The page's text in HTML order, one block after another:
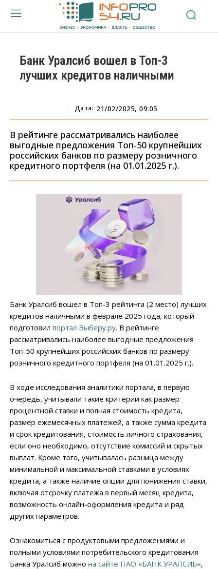
Банк Уралсиб вошел в Топ-3
лучших кредитов наличными
Дата: 21/02/2025, 09:05
В рейтинге рассматривались наиболее
выгодные предложения Топ-50 крупнейших
российских банков по размеру розничного
кредитного портфеля (на 01.01.2025 г.).
Банк Уралсиб вошел в Топ-3 рейтинга (2 место) лучших
кредитов наличными в феврале 2025 года, который
подготовил портал Выберу.ру. В рейтинге
рассматривались наиболее выгодные предложения
Топ-50 крупнейших российских банков по размеру
розничного кредитного портфеля (на 01.01.2025 г.).
В ходе исследования аналитики портала, в первую
очередь, учитывали такие критерии как размер
процентной ставки и полная стоимость кредита,
размер ежемесячных платежей, а также сумма кредита
и срок кредитования, стоимость личного страхования,
если оно необходимо, отсутствие комиссий и скрытых
выплат. Кроме того, учитывалась разница между
минимальной и максимальной ставками в условиях
кредита, а также наличие опции для понижения ставки,
включая отсрочку платежа в первый месяц кредита,
возможность онлайн-оформления кредита и ряд
других параметров.
Ознакомиться с продуктовыми предложениями и
полными условиями потребительского кредитования
Банка Уралсиб можно на сайте ПАО «БАНК УРАЛСИБ»,